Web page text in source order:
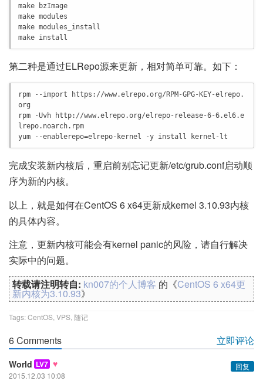
make bzImage
make modules
make modules_install
make install
第二种是通过ELRepo源来更新，相对简单可靠。如下：
rpm --import https://www.elrepo.org/RPM-GPG-KEY-elrepo.
org
rpm -Uvh http://www.elrepo.org/elrepo-release-6-6.el6.e
lrepo.noarch.rpm
yum --enablerepo=elrepo-kernel -y install kernel-lt
完成安装新内核后，重启前别忘记更新/etc/grub.conf启动顺
序为新的内核。
以上，就是如何在CentOS 6 x64更新成kernel 3.10.93内核
的具体内容。
注意，更新内核可能会有kernel panic的风险，请自行解决
实际中的问题。
转载请注明转自: kn007的个人博客 的《CentOS 6 x64更
新内核为3.10.93》
Tags:CentOS VPS 随记
6 Comments 立即评论
World LV7 ♥
回复
2015.12.03 10:08